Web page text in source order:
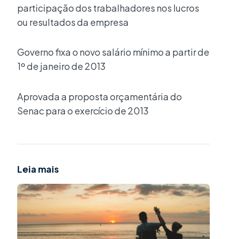
participação dos trabalhadores nos lucros
ou resultados da empresa
Governo fixa o novo salário mínimo a partir de
1º de janeiro de 2013
Aprovada a proposta orçamentária do
Senac para o exercício de 2013
Leia mais